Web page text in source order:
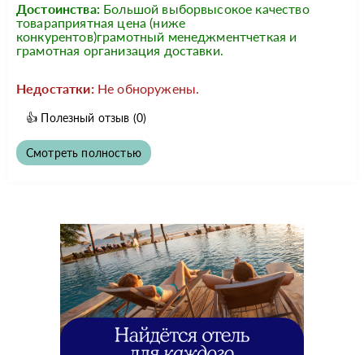
Достоинства: Большой выборвысокое качество
товараприятная цена (ниже
конкурентов)грамотный менеджментчеткая и
грамотная организация доставки.
Недостатки: Не обноружены.
👍 Полезный отзыв (0)
Смотреть полностью